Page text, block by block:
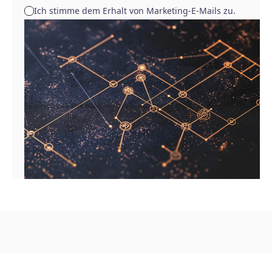
Ich stimme dem Erhalt von Marketing-E-Mails zu.